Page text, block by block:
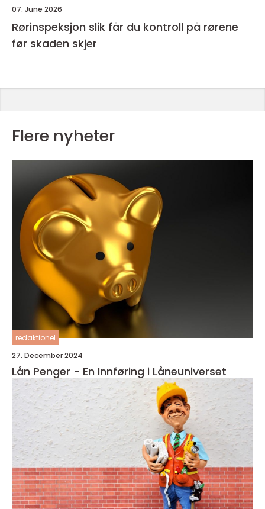
07. June 2026
Rørinspeksjon slik får du kontroll på rørene
før skaden skjer
Flere nyheter
redaktionel
27. December 2024
Lån Penger - En Innføring i Låneuniverset